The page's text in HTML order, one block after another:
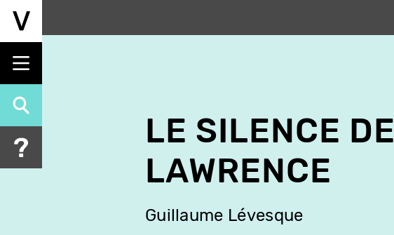
Aller
principal
LE SILENCE DE
LAWRENCE
Guillaume Lévesque